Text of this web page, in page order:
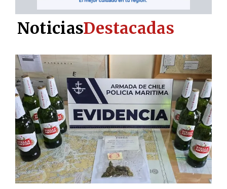
NoticiasDestacadas